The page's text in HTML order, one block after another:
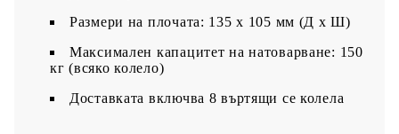
Размери на плочата: 135 х 105 мм (Д х Ш)
Максимален капацитет на натоварване: 150
кг (всяко колело)
Доставката включва 8 въртящи се колела